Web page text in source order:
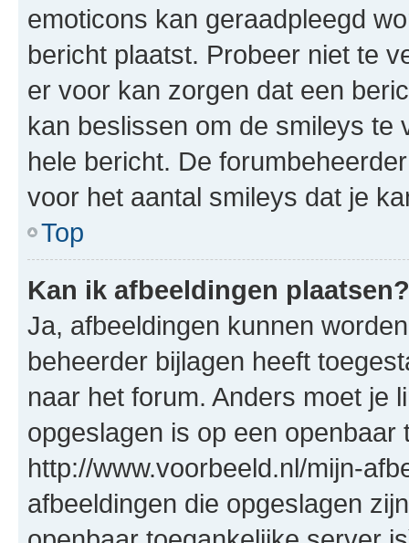
emoticons kan geraadpleegd
bericht plaatst. Probeer niet te
er voor kan zorgen dat een
kan beslissen om de smileys te
hele bericht. De
voor het aantal smileys dat je
Top
Kan ik afbeeldingen plaatsen?
Ja, afbeeldingen kunnen
beheerder bijlagen heeft
naar het forum. Anders moet je
opgeslagen is op een
http://www.voorbeeld.nl/mijn-
afbeeldingen die opgeslagen